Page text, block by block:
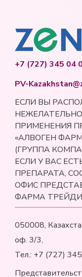
+7 (727) 345 04
PV-
ЕСЛИ ВЫ
ПРИМЕНЕНИЯ
«АЛВОГЕН
(ГРУППА
ЕСЛИ У ВАС
ПРЕПАРАТА,
ОФИС
ФАРМА
050008,
оф. 3/3,
Тел.: +7 (727)